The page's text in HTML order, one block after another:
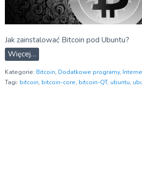
Jak zainstalować Bitcoin pod Ubuntu?
Więcej…
Kategorie: Bitcoin, Dodatkowe programy,
Tagi: bitcoin, bitcoin-core, bitcoin-QT, ubuntu,